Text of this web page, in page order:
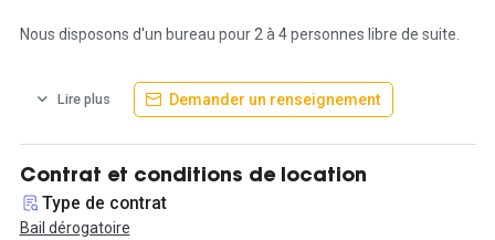
Nous disposons d'un bureau pour 2 à 4 personnes libre de suite.
L'espace de travail est installé dans un Loft de décoration désign
et industriel, trés clair, aménagé avec gout, trés clair et agréable
Il dispose d'un jardin, de deux terrasses libre d'accés.
Chaque espace de travail est composé de bureaux, sigée bureau,
armoire avec clef.
Lire plus Demander un renseignement
Contrat et conditions de location
Type de contrat
Bail dérogatoire